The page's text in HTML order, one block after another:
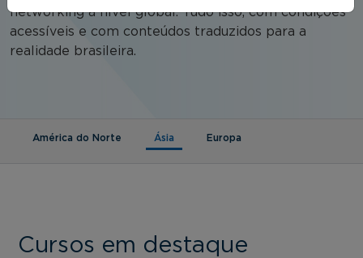
networking a nível global. Tudo isso, com condições
acessíveis e com conteúdos traduzidos para a
realidade brasileira.
América do Norte Ásia (aba ativa)
Europa
Cursos em destaque